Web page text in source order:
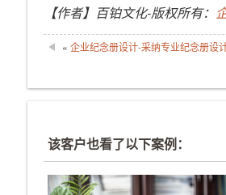
【作者】百铂文化-版权所有：
« 企业纪念册设计-采纳专业纪念册设
该客户也看了以下案例：